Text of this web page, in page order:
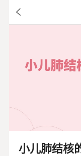
小儿肺结核